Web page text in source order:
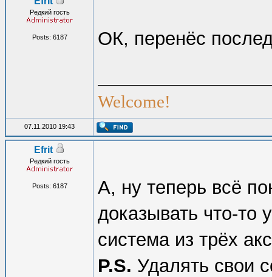
Редкий гость
Posts: 6187 ОК, перенёс
Welcome!
07.11.2010 19:43
Efrit
Редкий гость
Posts: 6187
А, ну теперь всё
доказывать что-то
система из трёх
P.S. Удалять свои